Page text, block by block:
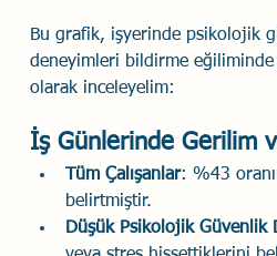
Bu grafik, işyerinde psikolojik
deneyimleri bildirme eğiliminde
olarak inceleyelim:
İş Günlerinde Gerilim
Tüm Çalışanlar: %43
belirtmiştir.
Düşük Psikolojik Güvenlik